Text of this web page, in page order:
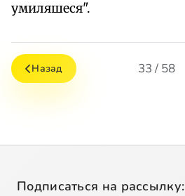
умиляшеся".
Назад 33 / 58
Подписаться на рассылку: